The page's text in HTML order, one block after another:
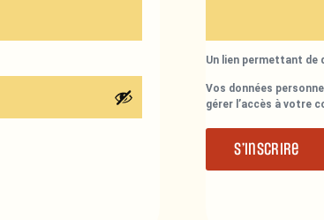
Un lien permettant de
Vos données
gérer l’accès à votre
S’inscrire